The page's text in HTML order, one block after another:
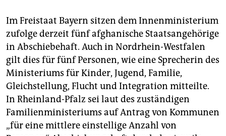
Im Freistaat Bayern sitzen dem Innenministerium
zufolge derzeit fünf afghanische Staatsangehörige
in Abschiebehaft. Auch in Nordrhein-Westfalen
gilt dies für fünf Personen, wie eine Sprecherin des
Ministeriums für Kinder, Jugend, Familie,
Gleichstellung, Flucht und Integration mitteilte.
In Rheinland-Pfalz sei laut des zuständigen
Familienministeriums auf Antrag von Kommunen
„für eine mittlere einstellige Anzahl von